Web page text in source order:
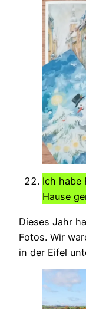
Ich habe
Hause
Dieses Jahr
Fotos. Wir
in der Eifel